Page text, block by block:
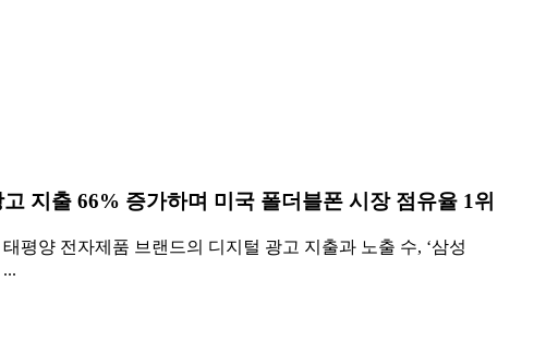
지출 66% 증가하며 미국 폴더블폰 시장 점유율 1위
평양 전자제품 브랜드의 디지털 광고 지출과 노출 수, ‘삼성